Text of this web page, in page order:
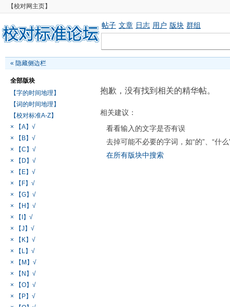
【校对网主页】
帖子 文章 日志 用户 版块 群组
« 隐藏侧边栏
全部版块
【字的时间地理】
【词的时间地理】
【校对标准A-Z】
× 【A】√
× 【B】√
× 【C】√
× 【D】√
× 【E】√
× 【F】√
× 【G】√
× 【H】√
× 【I】√
× 【J】√
× 【K】√
× 【L】√
× 【M】√
× 【N】√
× 【O】√
× 【P】√
抱歉，没有找到相关的精华帖。
相关建议：
看看输入的文字是否有误
去掉可能不必要的字词，如“的”、“什么
在所有版块中搜索